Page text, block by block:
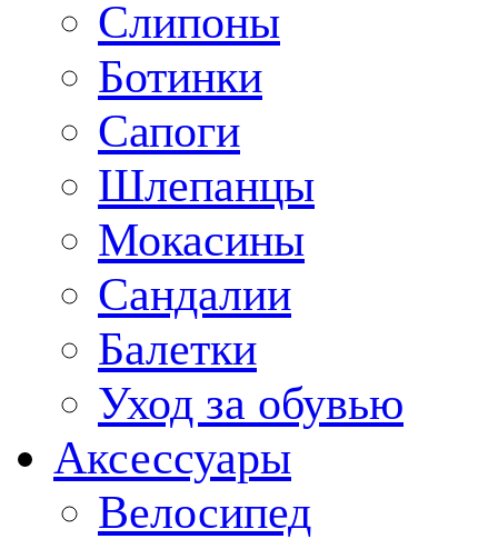
Слипоны
Ботинки
Сапоги
Шлепанцы
Мокасины
Сандалии
Балетки
Уход за обувью
Аксессуары
Велосипед